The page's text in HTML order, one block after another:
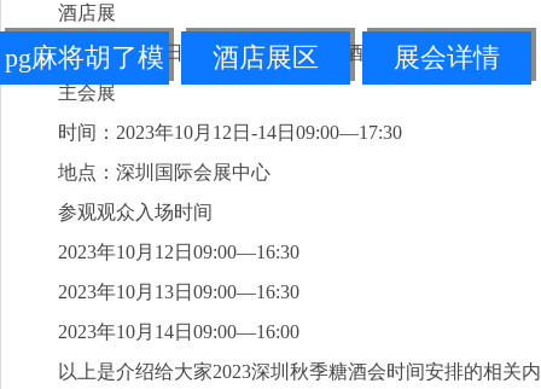
pg麻将胡了模
拟器链接
酒店展区 展会详情
酒店展
2023年10月7日-11日，在各个大型酒店有展商活动
主会展
时间：2023年10月12日-14日09:00—17:30
地点：深圳国际会展中心
参观观众入场时间
2023年10月12日09:00—16:30
2023年10月13日09:00—16:30
2023年10月14日09:00—16:00
以上是介绍给大家2023深圳秋季糖酒会时间安排的相关